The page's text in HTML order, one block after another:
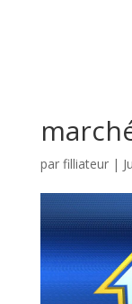
par filliateur|